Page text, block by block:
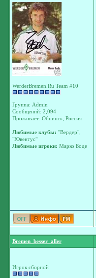
WerderBremen.Ru Team #10
Группа: Admin
Сообщений: 2,094
Проживает: Обнинск, Россия
Любимые клубы: "Вердер",
"Ювентус"
Любимые игроки: Марко Боде
Bremen_besser_aller
Игрок сборной